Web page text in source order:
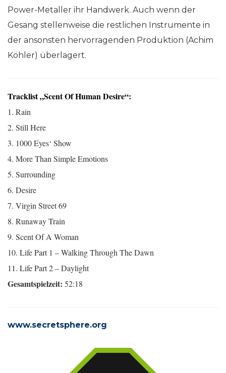
Power-Metaller ihr Handwerk. Auch wenn der
Gesang stellenweise die restlichen Instrumente in
der ansonsten hervorragenden Produktion (Achim
Köhler) überlagert.
Tracklist „Scent Of Human Desire“:
1. Rain
2. Still Here
3. 1000 Eyes‘ Show
4. More Than Simple Emotions
5. Surrounding
6. Desire
7. Virgin Street 69
8. Runaway Train
9. Scent Of A Woman
10. Life Part 1 – Walking Through The Dawn
11. Life Part 2 – Daylight
Gesamtspielzeit: 52:18
www.secretsphere.org